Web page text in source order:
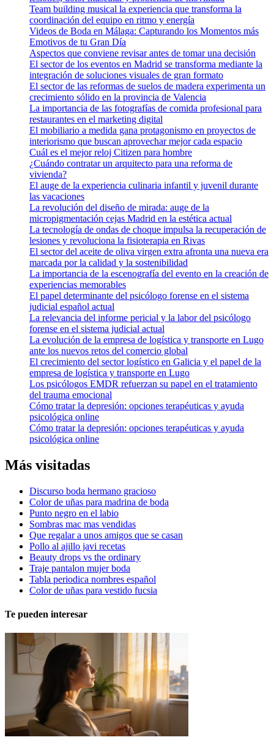
Team building musical la experiencia que transforma la
coordinación del equipo en ritmo y energía
Videos de Boda en Málaga: Capturando los Momentos más
Emotivos de tu Gran Día
Aspectos que conviene revisar antes de tomar una decisión
El sector de los eventos en Madrid se transforma mediante la
integración de soluciones visuales de gran formato
El sector de las reformas de suelos de madera experimenta un
crecimiento sólido en la provincia de Valencia
La importancia de las fotografías de comida profesional para
restaurantes en el marketing digital
El mobiliario a medida gana protagonismo en proyectos de
interiorismo que buscan aprovechar mejor cada espacio
Cuál es el mejor reloj Citizen para hombre
¿Cuándo contratar un arquitecto para una reforma de
vivienda?
El auge de la experiencia culinaria infantil y juvenil durante
las vacaciones
La revolución del diseño de mirada: auge de la
micropigmentación cejas Madrid en la estética actual
La tecnología de ondas de choque impulsa la recuperación de
lesiones y revoluciona la fisioterapia en Rivas
El sector del aceite de oliva virgen extra afronta una nueva era
marcada por la calidad y la sostenibilidad
La importancia de la escenografía del evento en la creación de
experiencias memorables
El papel determinante del psicólogo forense en el sistema
judicial español actual
La relevancia del informe pericial y la labor del psicólogo
forense en el sistema judicial actual
La evolución de la empresa de logística y transporte en Lugo
ante los nuevos retos del comercio global
El crecimiento del sector logístico en Galicia y el papel de la
empresa de logística y transporte en Lugo
Los psicólogos EMDR refuerzan su papel en el tratamiento
del trauma emocional
Cómo tratar la depresión: opciones terapéuticas y ayuda
psicológica online
Cómo tratar la depresión: opciones terapéuticas y ayuda
psicológica online
Más visitadas
Discurso boda hermano gracioso
Color de uñas para madrina de boda
Punto negro en el labio
Sombras mac mas vendidas
Que regalar a unos amigos que se casan
Pollo al ajillo javi recetas
Beauty drops vs the ordinary
Traje pantalon mujer boda
Tabla periodica nombres español
Color de uñas para vestido fucsia
Te pueden interesar